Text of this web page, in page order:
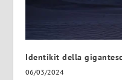
Identikit della
06/03/2024